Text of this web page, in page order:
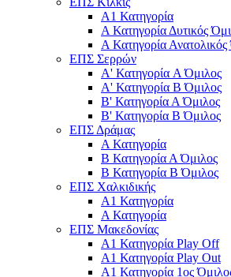
Α1 Κατηγορία
Α Κατηγορία Δυτικός
Α Κατηγορία
ΕΠΣ Σερρών
Α' Κατηγορία A Όμιλος
Α' Κατηγορία Β Όμιλος
Β' Κατηγορία Α Όμιλος
Β' Κατηγορία Β Όμιλος
ΕΠΣ Δράμας
Α Κατηγορία
Β Κατηγορία Α Όμιλος
Β Κατηγορία Β Όμιλος
ΕΠΣ Χαλκιδικής
Α1 Κατηγορία
Α Κατηγορία
ΕΠΣ Μακεδονίας
Α1 Κατηγορία Play Off
Α1 Κατηγορία Play Out
Α1 Κατηγορία 1ος